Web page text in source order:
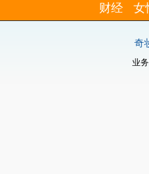
财经
女
奇
业